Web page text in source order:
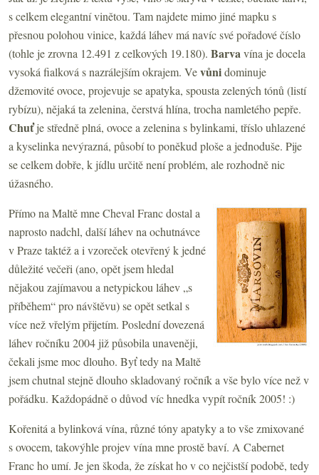
s celkem elegantní vinětou. Tam najdete mimo jiné mapku s
přesnou polohou vinice, každá láhev má navíc své pořadové číslo
(tohle je zrovna 12.491 z celkových 19.180). Barvavína je docela
vysoká fialková s nazrálejším okrajem. Vevůnidominuje
džemovité ovoce, projevuje se apatyka, spousta zelených tónů (listí
rybízu), nějaká ta zelenina, čerstvá hlína, trocha namletého pepře.
Chuťje středně plná, ovoce a zelenina s bylinkami, tříslo uhlazené
a kyselinka nevýrazná, působí to poněkud ploše a jednoduše. Pije
se celkem dobře, k jídlu určitě není problém, ale rozhodně nic
úžasného.
Přímo na Maltě mne Cheval Franc dostal a
naprosto nadchl, další láhev na ochutnávce
v Praze taktéž a i vzoreček otevřený k jedné
důležité večeři (ano, opět jsem hledal
nějakou zajímavou a netypickou láhev „s
příběhem“ pro návštěvu) se opět setkal s
více než vřelým přijetím. Poslední dovezená
láhev ročníku 2004 již působila unaveněji,
čekali jsme moc dlouho. Byť tedy na Maltě
jsem chutnal stejně dlouho skladovaný ročník a vše bylo více než v
pořádku. Každopádně o důvod víc hnedka vypít ročník 2005! :)
Kořenitá a bylinková vína, různé tóny apatyky a to vše zmixované
s ovocem, takovýhle projev vína mne prostě baví. A Cabernet
Franc ho umí. Je jen škoda, že získat ho v co nejčistší podobě, tedy